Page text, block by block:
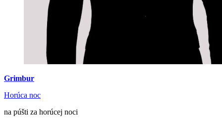
Grimbur
Horúca noc
na púšti za horúcej noci